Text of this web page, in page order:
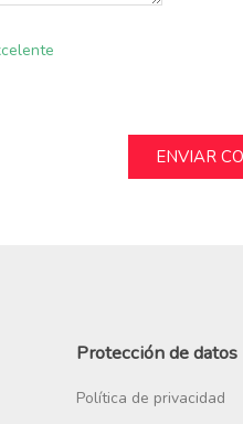
Protección de datos
Política de privacidad